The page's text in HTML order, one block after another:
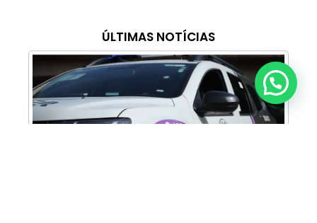
ÚLTIMAS NOTÍCIAS
Anunciar ou recomendar matéria